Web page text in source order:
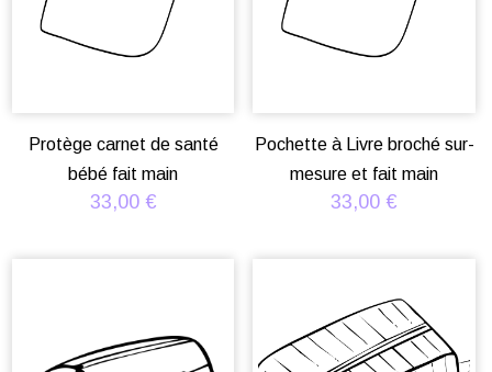
Protège carnet de santé
bébé fait main
33,00 €
Pochette à Livre broché sur-
mesure et fait main
33,00 €